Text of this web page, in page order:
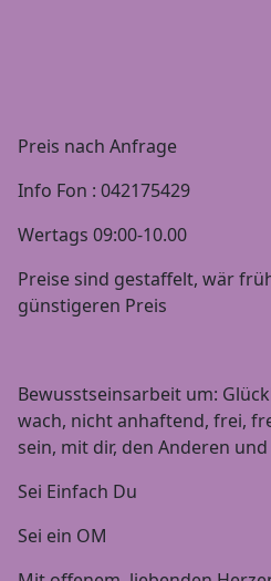
Preis nach Anfrage
Info Fon : 042175429
Wertags 09:00-10.00
Preise sind gestaffelt, wär
günstigeren Preis
Bewusstseinsarbeit um:
wach, nicht anhaftend, frei,
sein, mit dir, den Anderen und
Sei Einfach Du
Sei ein OM